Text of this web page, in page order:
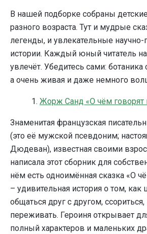
В нашей подборке собраны
разного возраста. Тут и мудрые
легенды, и увлекательные
истории. Каждый юный читатель
увлечёт. Убедитесь сами:
а очень живая и даже немного
1. Жорж Санд «О чём говорят
Знаменитая французская
(это её мужской псевдоним;
Дюдеван), известная своими
написала этот сборник для
нём есть одноимённая сказка «О
– удивительная история о том,
общаться друг с другом,
переживать. Героиня открывает
полный характеров и маленьких